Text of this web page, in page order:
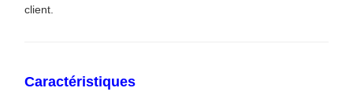
client.
Caractéristiques